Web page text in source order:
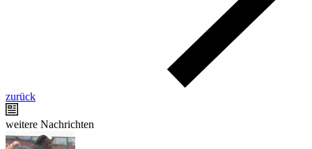
zurück
weitere Nachrichten